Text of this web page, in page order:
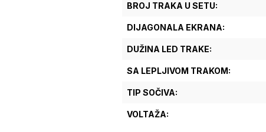
BROJ TRAKA U SETU:
DIJAGONALA EKRANA:
DUŽINA LED TRAKE:
SA LEPLJIVOM TRAKOM:
TIP SOČIVA:
VOLTAŽA: